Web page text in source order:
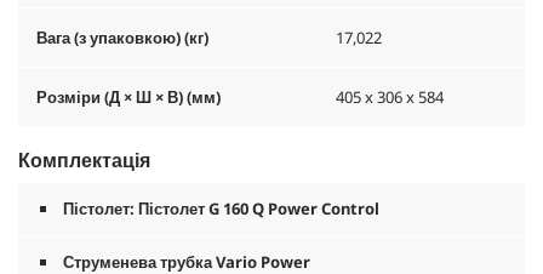
Вага (з упаковкою) (кг) 17,022
Розміри (Д × Ш × В) (мм) 405 x 306 x 584
Комплектація
Пістолет: Пістолет G 160 Q Power Control
Струменева трубка Vario Power